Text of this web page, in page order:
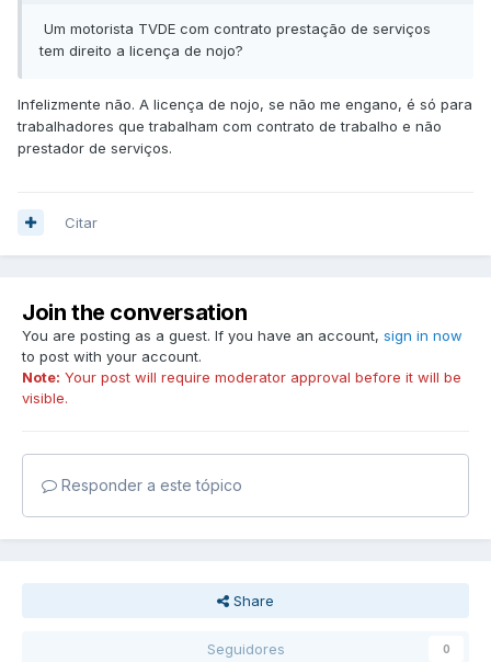
Um motorista TVDE com contrato prestação de serviços
tem direito a licença de nojo?
Infelizmente não. A licença de nojo, se não me engano, é só para
trabalhadores que trabalham com contrato de trabalho e não
prestador de serviços.
Citar
Join the conversation
You are posting as a guest. If you have an account, sign in now
to post with your account.
Note: Your post will require moderator approval before it will be
visible.
Responder a este tópico
Share
Seguidores 0